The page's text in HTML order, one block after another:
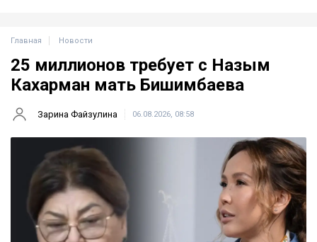
Главная Новости
25 миллионов требует с Назым
Кахарман мать Бишимбаева
Зарина Файзулина 06.08.2026, 08:58